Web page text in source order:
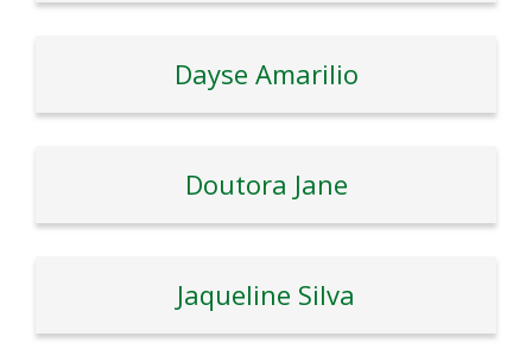
Dayse Amarilio
Doutora Jane
Jaqueline Silva